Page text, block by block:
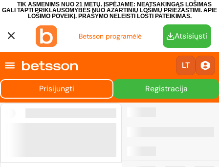
TIK ASMENIMS NUO 21 METŲ. ĮSPĖJAME: NEATSAKINGAS LOŠIMAS
GALI TAPTI PRIKLAUSOMYBĖS NUO AZARTINIŲ LOŠIMŲ PRIEŽASTIMI. APIE
LOŠIMO POVEIKĮ. PRAŠYMO NELEISTI LOŠTI PATEIKIMAS.
Betsson programėlė Atsisiųsti
LT
Prisijungti Registracija